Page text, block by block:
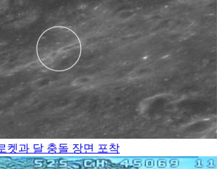
켓과 달 충돌 장면 포착